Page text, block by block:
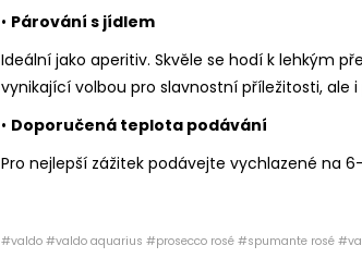
• Párování s jídlem
Ideální jako aperitiv. Skvěle se hodí k lehkým
vynikající volbou pro slavnostní příležitosti, ale
• Doporučená teplota podávání
Pro nejlepší zážitek podávejte vychlazené na
#valdo #valdo aquarius #prosecco rosé #spumante rosé